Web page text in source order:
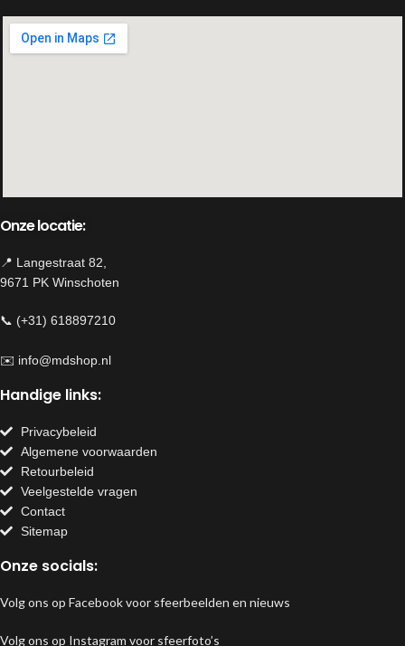
Onze locatie:
📍 Langestraat 82,
9671 PK Winschoten
📞 (+31) 618897210
✉️ info@mdshop.nl
Handige links:
Privacybeleid
Algemene voorwaarden
Retourbeleid
Veelgestelde vragen
Contact
Sitemap
Onze socials:
Volg ons op Facebook voor sfeerbeelden en nieuws
Volg ons op Instagram voor sfeerfoto’s